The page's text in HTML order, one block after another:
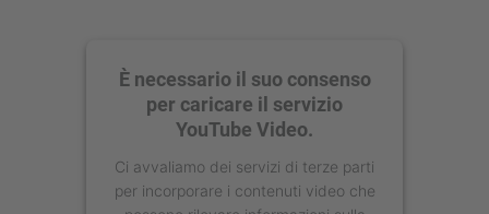
È necessario il suo consenso
per caricare il servizio
YouTube Video.
Ci avvaliamo dei servizi di terze parti
per incorporare i contenuti video che